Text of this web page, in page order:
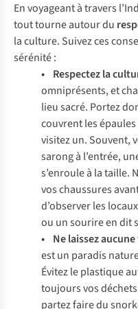
En voyageant à travers
tout tourne autour du
la culture. Suivez ces
sérénité :
• Respectez la
omniprésents, et
lieu sacré. Portez
couvrent les
visitez un. Souvent,
sarong à l’entrée,
s’enroule à la taille.
vos chaussures
d’observer les
ou un sourire en dit
• Ne laissez
est un paradis
Évitez le plastique
toujours vos
partez faire du